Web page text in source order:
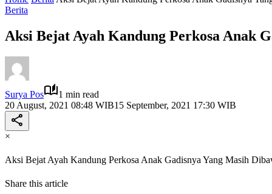
Berita
Aksi Bejat Ayah Kandung Perkosa Anak
Surya Pos
1 min read
20 August, 2021 08:48 WIB15 September, 2021 17:30 WIB
×
Aksi Bejat Ayah Kandung Perkosa Anak Gadisnya Yang Masih
Share this article